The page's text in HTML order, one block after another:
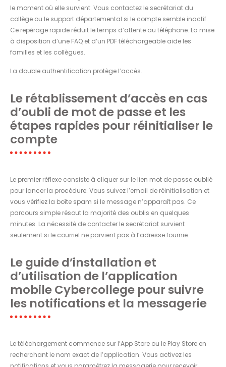
le moment où elle survient. Vous contactez le secrétariat du
collège ou le support départemental si le compte semble inactif.
Ce repérage rapide réduit le temps d’attente au téléphone. La mise
à disposition d’une FAQ et d’un PDF téléchargeable aide les
familles et les collègues.
La double authentification protège l’accès.
Le rétablissement d’accès en cas
d’oubli de mot de passe et les
étapes rapides pour réinitialiser le
compte
Le premier réflexe consiste à cliquer sur le lien mot de passe oublié
pour lancer la procédure. Vous suivez l’email de réinitialisation et
vous vérifiez la boîte spam si le message n’apparaît pas. Ce
parcours simple résout la majorité des oublis en quelques
minutes. La nécessité de contacter le secrétariat survient
seulement si le courriel ne parvient pas à l’adresse fournie.
Le guide d’installation et
d’utilisation de l’application
mobile Cybercollege pour suivre
les notifications et la messagerie
Le téléchargement commence sur l’App Store ou le Play Store en
recherchant le nom exact de l’application. Vous activez les